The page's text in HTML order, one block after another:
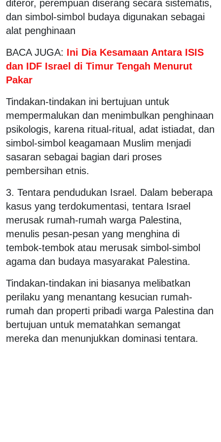
diteror, perempuan diserang secara sistematis,
dan simbol-simbol budaya digunakan sebagai
alat penghinaan
BACA JUGA: Ini Dia Kesamaan Antara ISIS
dan IDF Israel di Timur Tengah Menurut
Pakar
Tindakan-tindakan ini bertujuan untuk
mempermalukan dan menimbulkan penghinaan
psikologis, karena ritual-ritual, adat istiadat, dan
simbol-simbol keagamaan Muslim menjadi
sasaran sebagai bagian dari proses
pembersihan etnis.
3. Tentara pendudukan Israel. Dalam beberapa
kasus yang terdokumentasi, tentara Israel
merusak rumah-rumah warga Palestina,
menulis pesan-pesan yang menghina di
tembok-tembok atau merusak simbol-simbol
agama dan budaya masyarakat Palestina.
Tindakan-tindakan ini biasanya melibatkan
perilaku yang menantang kesucian rumah-
rumah dan properti pribadi warga Palestina dan
bertujuan untuk mematahkan semangat
mereka dan menunjukkan dominasi tentara.